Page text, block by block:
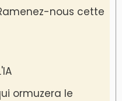
nous cette
ormuzera le